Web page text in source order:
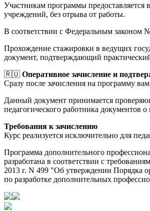
Участникам программы
учреждений, без отрыва от работы.
В соответствии с Федеральным законом
Прохождение стажировки в ведущих
документ, подтверждающий
🇷🇺 Оперативное зачисление и
Сразу после зачисления на программу
Данный документ принимается
педагогического работника
Требования к зачислению
Курс реализуется исключительно для
Программа дополнительного
разработана в соответствии с
2013 г. N 499 "Об утверждении Порядка
по разработке дополнительных